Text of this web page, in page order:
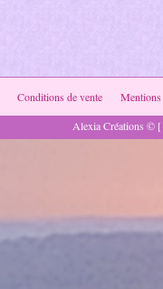
Conditions de vente
Mentions
Alexia Créations ©